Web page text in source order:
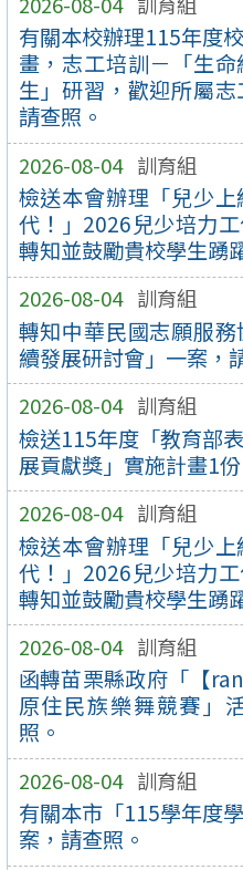
有關本校辦理115年度
畫，志工培訓－「生
生」研習，歡迎所屬
請查照。
2026-08-04 訓育組
檢送本會辦理「兒少
代！」2026兒少培力
轉知並鼓勵貴校學生踴
2026-08-04 訓育組
轉知中華民國志願服
續發展研討會」一案，
2026-08-04 訓育組
檢送115年度「教育部
展貢獻獎」實施計畫1
2026-08-04 訓育組
檢送本會辦理「兒少
代！」2026兒少培力
轉知並鼓勵貴校學生踴
2026-08-04 訓育組
函轉苗栗縣政府「【
原住民族樂舞競賽」
照。
2026-08-04 訓育組
有關本市「115學年度
案，請查照。